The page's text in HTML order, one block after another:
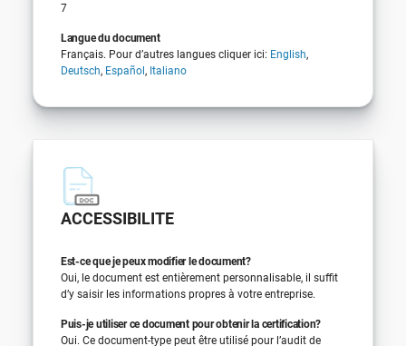
7
Langue du document
Français. Pour d’autres langues cliquer ici: English,
Deutsch, Español, Italiano
ACCESSIBILITE
Est-ce que je peux modifier le document?
Oui, le document est entièrement personnalisable, il suffit
d’y saisir les informations propres à votre entreprise.
Puis-je utiliser ce document pour obtenir la certification?
Oui. Ce document-type peut être utilisé pour l’audit de